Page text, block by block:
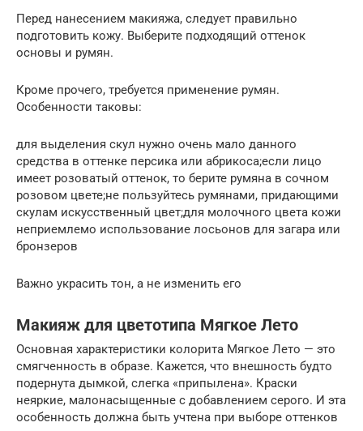
Перед нанесением макияжа, следует правильно
подготовить кожу. Выберите подходящий оттенок
основы и румян.
Кроме прочего, требуется применение румян.
Особенности таковы:
для выделения скул нужно очень мало данного
средства в оттенке персика или абрикоса;если лицо
имеет розоватый оттенок, то берите румяна в сочном
розовом цвете;не пользуйтесь румянами, придающими
скулам искусственный цвет;для молочного цвета кожи
неприемлемо использование лосьонов для загара или
бронзеров
Важно украсить тон, а не изменить его
Макияж для цветотипа Мягкое Лето
Основная характеристики колорита Мягкое Лето — это
смягченность в образе. Кажется, что внешность будто
подернута дымкой, слегка «припылена». Краски
неяркие, малонасыщенные с добавлением серого. И эта
особенность должна быть учтена при выборе оттенков